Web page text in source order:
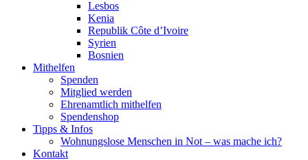
Lesbos
Kenia
Republik Côte d’Ivoire
Syrien
Bosnien
Mithelfen
Spenden
Mitglied werden
Ehrenamtlich mithelfen
Spendenshop
Tipps & Infos
Wohnungslose Menschen in Not – was mache ich?
Kontakt